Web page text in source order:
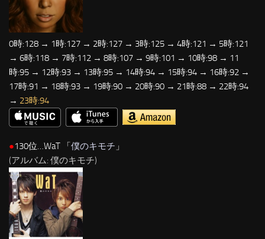
0時:128 → 1時:127 → 2時:127 → 3時:125 → 4時:121 → 5時:121
→ 6時:118 → 7時:112 → 8時:107 → 9時:101 → 10時:98 → 11
時:95 → 12時:93 → 13時:95 → 14時:94 → 15時:94 → 16時:92 →
17時:91 → 18時:93 → 19時:90 → 20時:90 → 21時:88 → 22時:94
→ 23時:94
●130位…WaT 「僕のキモチ 」
(アルバム: 僕のキモチ)